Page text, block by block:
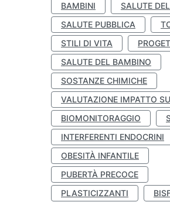
BAMBINI
SALUTE
SALUTE PUBBLICA
STILI DI VITA
SALUTE DEL BAMBINO
SOSTANZE CHIMICHE
VALUTAZIONE IMPATTO
BIOMONITORAGGIO
INTERFERENTI ENDOCRINI
OBESITÀ INFANTILE
PUBERTÀ PRECOCE
PLASTICIZZANTI